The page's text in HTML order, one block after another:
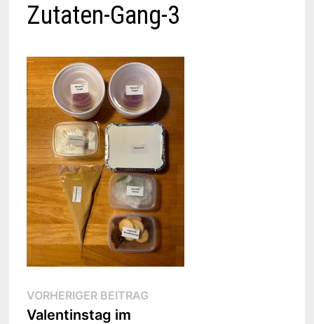
Zutaten-Gang-3
Beitragsnavigation
VORHERIGER BEITRAGVorheriger
Valentinstag im